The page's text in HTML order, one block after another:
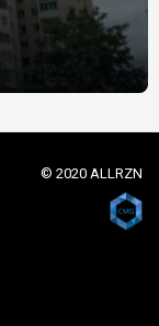
© 2020 ALLRZN